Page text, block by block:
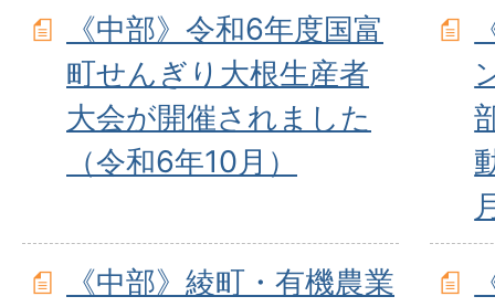
《中部》令和6年度国富
町せんぎり大根生産者
大会が開催されました
（令和6年10月）
《中部》綾町・有機農業